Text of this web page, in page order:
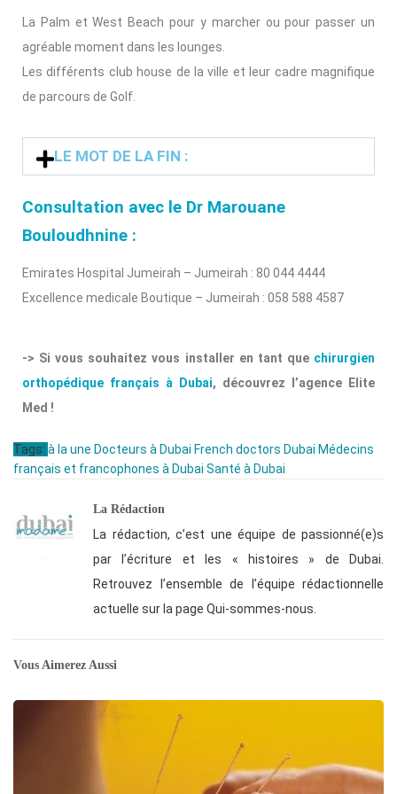
La Palm et West Beach pour y marcher ou pour passer un
agréable moment dans les lounges.
Les différents club house de la ville et leur cadre magnifique
de parcours de Golf.
LE MOT DE LA FIN :
Consultation avec le Dr Marouane
Bouloudhnine :
Emirates Hospital Jumeirah – Jumeirah : 80 044 4444
Excellence medicale Boutique – Jumeirah : 058 588 4587
-> Si vous souhaitez vous installer en tant que chirurgien
orthopédique français à Dubai, découvrez l’agence Elite
Med !
Tags: à la une Docteurs à Dubai French doctors Dubai Médecins
français et francophones à Dubai Santé à Dubai
La Rédaction
La rédaction, c’est une équipe de passionné(e)s
par l’écriture et les « histoires » de Dubai.
Retrouvez l’ensemble de l’équipe rédactionnelle
actuelle sur la page Qui-sommes-nous.
Vous Aimerez Aussi